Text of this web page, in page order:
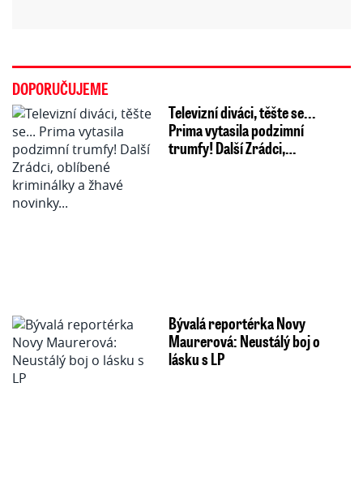
DOPORUČUJEME
Televizní diváci, těšte se...
Prima vytasila podzimní
trumfy! Další Zrádci,…
Bývalá reportérka Novy
Maurerová: Neustálý boj o
lásku s LP